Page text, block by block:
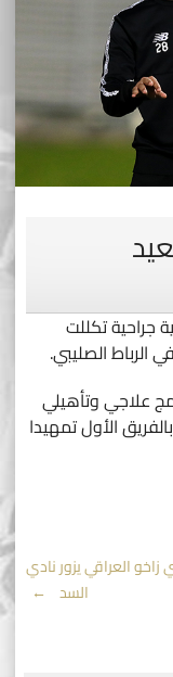
جراحية تكللت
الرباط الصليبي.
علاجي وتأهيلي
الأول تمهيدا
زاخو العراقي يزور نادي
السد →